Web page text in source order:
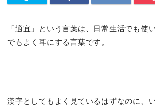
「適宜」という言葉は、日常生活でも使
でもよく耳にする言葉です。
漢字としてもよく見ているはずなのに、